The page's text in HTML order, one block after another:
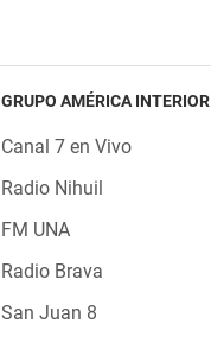
GRUPO AMÉRICA INTERIOR
Canal 7 en Vivo
Radio Nihuil
FM UNA
Radio Brava
San Juan 8